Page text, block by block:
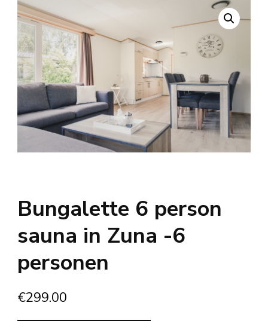
Bungalette 6 person
sauna in Zuna -6
personen
€299.00